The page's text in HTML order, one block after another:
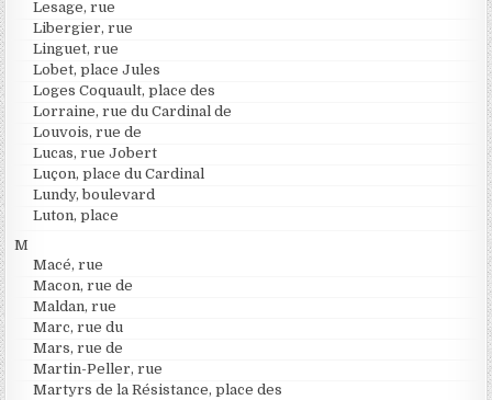
Lesage, rue
Libergier, rue
Linguet, rue
Lobet, place Jules
Loges Coquault, place des
Lorraine, rue du Cardinal de
Louvois, rue de
Lucas, rue Jobert
Luçon, place du Cardinal
Lundy, boulevard
Luton, place
M
Macé, rue
Macon, rue de
Maldan, rue
Marc, rue du
Mars, rue de
Martin-Peller, rue
Martyrs de la Résistance, place des